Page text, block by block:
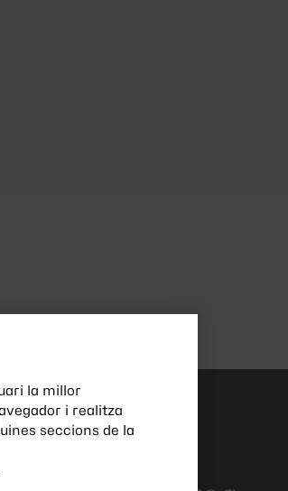
nosaltres
la millor
i realitza
seccions de la